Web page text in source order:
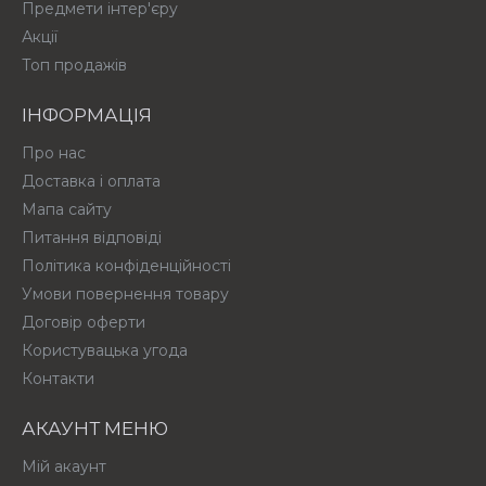
Предмети інтер'єру
Акції
Топ продажів
ІНФОРМАЦІЯ
Про нас
Доставка і оплата
Мапа сайту
Питання відповіді
Політика конфіденційності
Умови повернення товару
Договір оферти
Користувацька угода
Контакти
АКАУНТ МЕНЮ
Мій акаунт